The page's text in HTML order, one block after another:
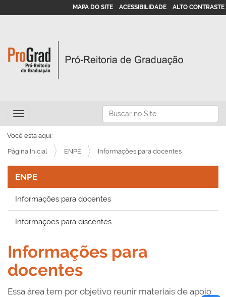
Busca
Busca Avançada…
MAPA DO SITE ACESSIBILIDADE ALTO CONTRASTE
Toggle navigation
Você está aqui:
Página Inicial ENPE Informações para docentes
ENPE
Informações para docentes
Informações para discentes
Informações para
docentes
Essa área tem por objetivo reunir materiais de apoio